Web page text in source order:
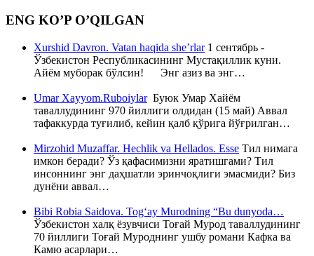
ENG KO’P O’QILGAN
Xurshid Davron. Vatan haqida she’rlar1 сентябрь -
Ўзбекистон Республикасининг Мустақиллик куни.
Айём муборак бўлсин! Энг азиз ва энг…
Umar Xayyom.RuboiylarБуюк Умар Хайём
таваллудининг 970 йиллиги олдидан (15 май) Аввал
тафаккурда туғилиб, кейин қалб қўрига йўғрилган…
Mirzohid Muzaffar. Hechlik va Hellados. Esse Тил нимага
имкон беради? Ўз қафасимизни яратишгами? Тил
инсоннинг энг даҳшатли эринчоқлиги эмасмиди? Биз
дунёни аввал…
Bibi Robia Saidova. Tog‘ay Murodning “Bu dunyoda…
Ўзбекистон халқ ёзувчиси Тоғай Мурод таваллудининг
70 йиллиги Тоғай Муроднинг ушбу романи Кафка ва
Камю асарлари…